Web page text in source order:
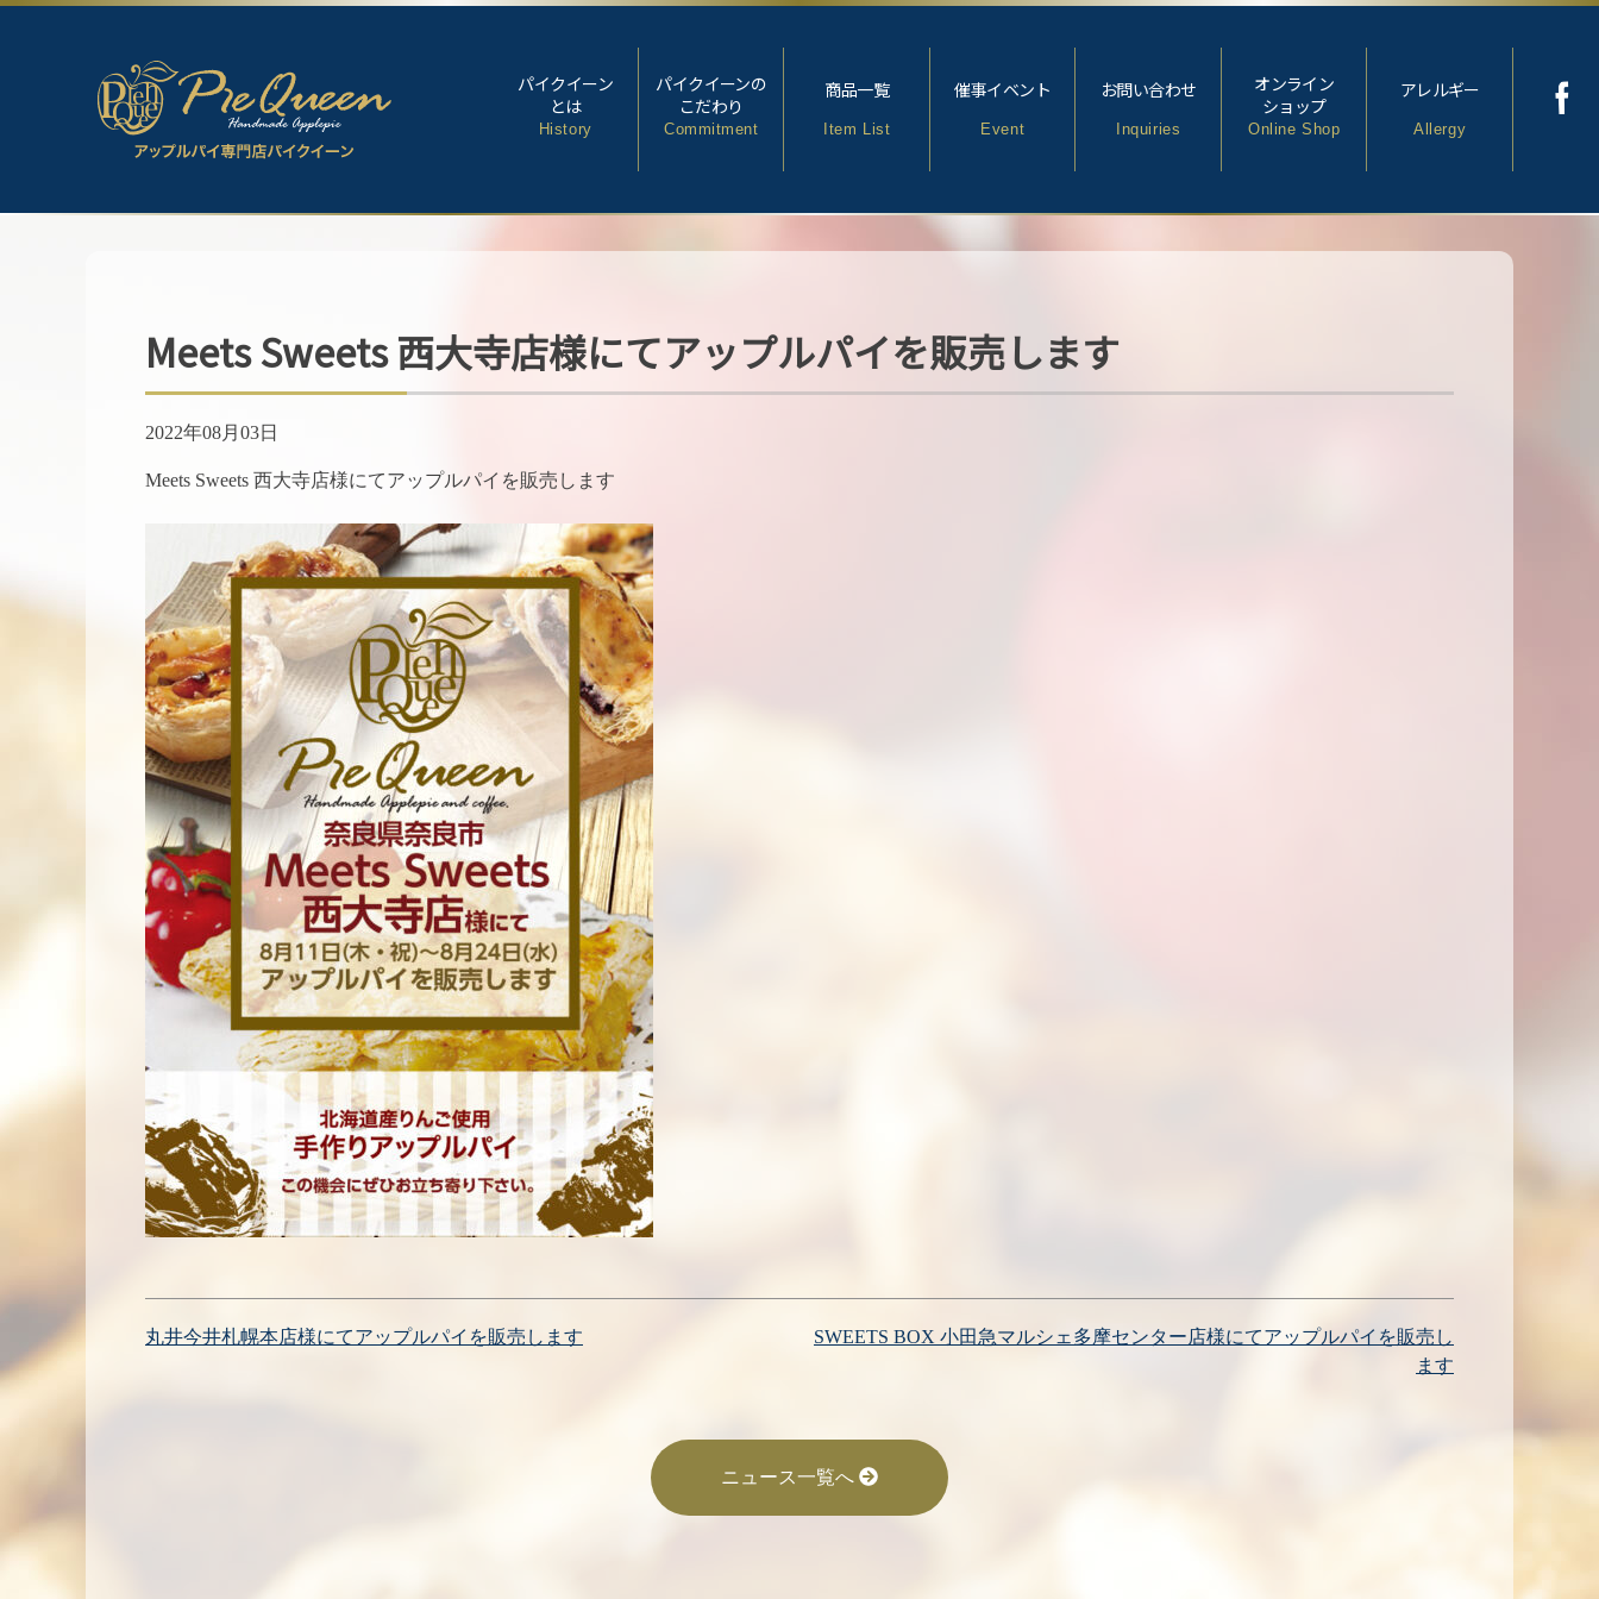
パイクイーン
とは
History
パイクイーンの
こだわり
Commitment
商品一覧
Item List
催事イベント
Event
お問い合わせ
Inquiries
オンライン
ショップ
Online Shop
アレルギー
Allergy
Meets Sweets 西大寺店様にてアップルパイを販売します
2022年08月03日
Meets Sweets 西大寺店様にてアップルパイを販売します
投
丸井今井札幌本店様にてアップルパイを販売します
SWEETS BOX 小田急マルシェ多摩センター店様にてアップルパイを販売し
ます
ニュース一覧へ